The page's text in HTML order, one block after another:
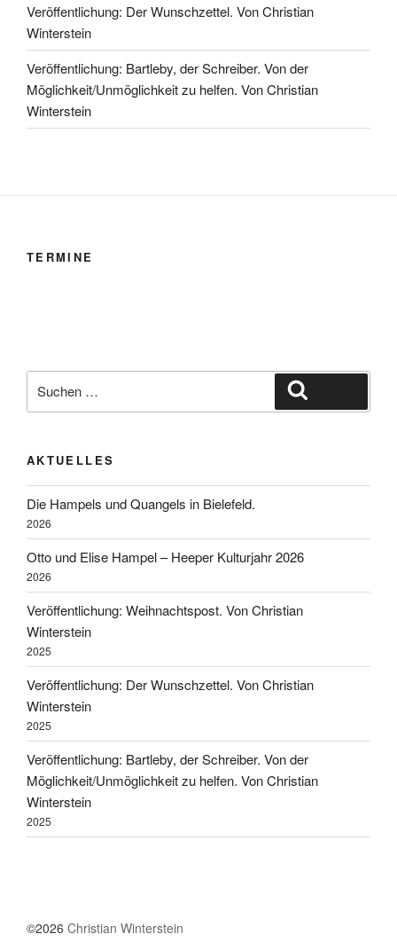
Veröffentlichung: Der Wunschzettel. Von Christian
Winterstein
Veröffentlichung: Bartleby, der Schreiber. Von der
Möglichkeit/Unmöglichkeit zu helfen. Von Christian
Winterstein
TERMINE
nach:
AKTUELLES
Die Hampels und Quangels in Bielefeld.
2026
Otto und Elise Hampel – Heeper Kulturjahr 2026
2026
Veröffentlichung: Weihnachtspost. Von Christian
Winterstein
2025
Veröffentlichung: Der Wunschzettel. Von Christian
Winterstein
2025
Veröffentlichung: Bartleby, der Schreiber. Von der
Möglichkeit/Unmöglichkeit zu helfen. Von Christian
Winterstein
2025
©2026 Christian Winterstein